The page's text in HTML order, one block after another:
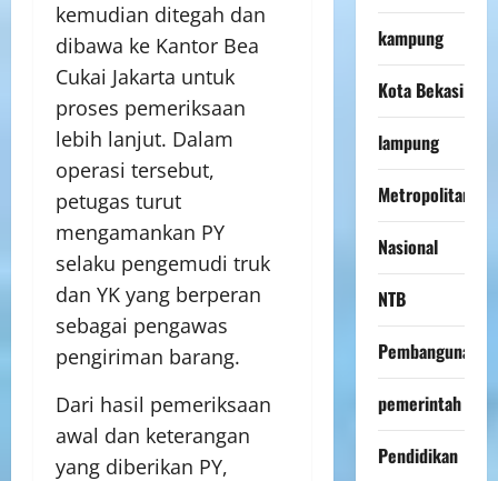
kemudian ditegah dan
dibawa ke Kantor Bea
Cukai Jakarta untuk
proses pemeriksaan
lebih lanjut. Dalam
operasi tersebut,
petugas turut
mengamankan PY
selaku pengemudi truk
dan YK yang berperan
sebagai pengawas
pengiriman barang.
Dari hasil pemeriksaan
awal dan keterangan
yang diberikan PY,
kampung
Kota Bekasi
lampung
Metropolitan
Nasional
NTB
Pembangunan
pemerintah
Pendidikan